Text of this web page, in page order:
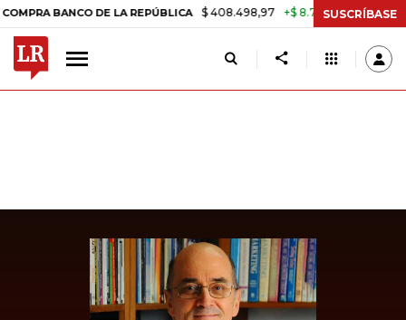
BANCO DE LA REPÚBLICA $ 408.498,97 +$ 8.753,81 +2,19% TASA
SUSCRÍBASE